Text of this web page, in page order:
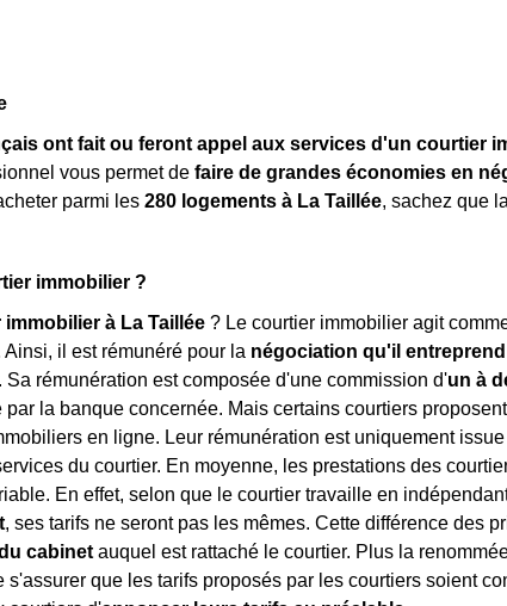
ont fait ou feront appel aux services d'un courtier
vous permet de faire de grandes économies en
parmi les 280 logements à La Taillée, sachez que
immobilier ?
à La Taillée ? Le courtier immobilier agit
il est rémunéré pour la négociation qu'il entreprend
Sa rémunération est composée d'une commission d'un à
la banque concernée. Mais certains courtiers
en ligne. Leur rémunération est uniquement
du courtier. En moyenne, les prestations des
En effet, selon que le courtier travaille en
, ses tarifs ne seront pas les mêmes. Cette différence des
cabinet auquel est rattaché le courtier. Plus la
s'assurer que les tarifs proposés par les courtiers soient